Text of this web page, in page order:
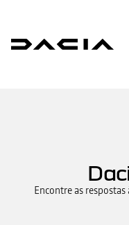
Encontre as